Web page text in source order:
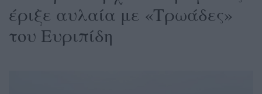
έριξε αυλαία με «Τρωάδες»
του Ευριπίδη